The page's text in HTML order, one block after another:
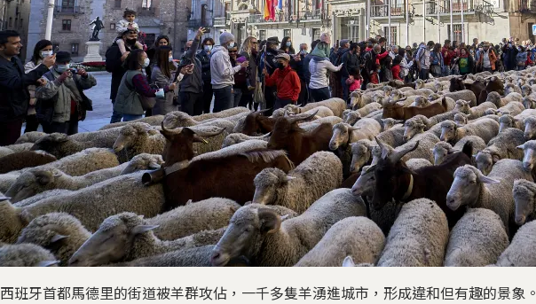
西班牙首都馬德里的街道被羊群攻佔，一千多隻羊湧進城市，形成違和但有趣的景象。